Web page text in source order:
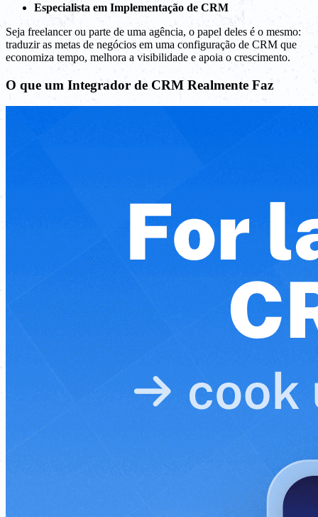
Especialista em Implementação de CRM
Seja freelancer ou parte de uma agência, o papel deles é o mesmo:
traduzir as metas de negócios em uma configuração de CRM que
economiza tempo, melhora a visibilidade e apoia o crescimento.
O que um Integrador de CRM Realmente Faz